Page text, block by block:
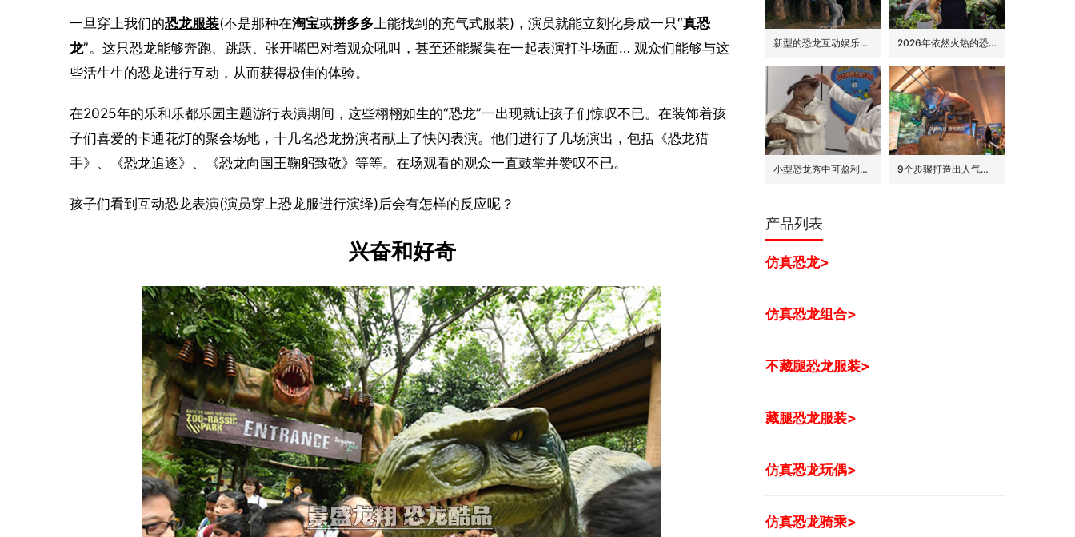
一旦穿上我们的恐龙服装(不是那种在淘宝或拼多多 上能找到的充气式服装)，演员就能立刻化身成一只“真恐
龙”。这只恐龙能够奔跑、跳跃、张开嘴巴对着观众吼叫，甚至还能聚集在一起表演打斗场面… 观众们能够与这
些活生生的恐龙进行互动，从而获得极佳的体验。
在2025年的乐和乐都乐园主题游行表演期间，这些栩栩如生的“恐龙”一出现就让孩子们惊叹不已。在装饰着孩
子们喜爱的卡通花灯的聚会场地，十几名恐龙扮演者献上了快闪表演。他们进行了几场演出，包括《恐龙猎
手》、《恐龙追逐》、《恐龙向国王鞠躬致敬》等等。在场观看的观众一直鼓掌并赞叹不已。
孩子们看到互动恐龙表演(演员穿上恐龙服进行演绎)后会有怎样的反应呢？
兴奋和好奇
新型的恐龙互动娱乐设备/设施: 激光枪射击启动恐龙 2026年依然火热的恐龙手偶道具
小型恐龙秀中可盈利的7种模式 9个步骤打造出人气旺的巨型昆虫世界展
产品列表
仿真恐龙>
仿真恐龙组合>
不藏腿恐龙服装>
藏腿恐龙服装>
仿真恐龙玩偶>
仿真恐龙骑乘>